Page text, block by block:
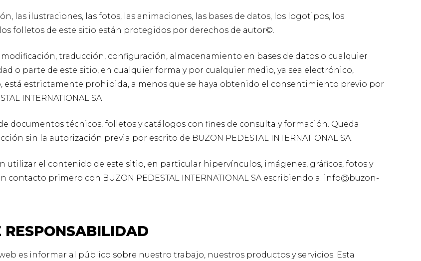
las ilustraciones, las fotos, las animaciones, las bases de datos, los logotipos, los
folletos de este sitio están protegidos por derechos de autor©.
traducción, configuración, almacenamiento en bases de datos o cualquier
o parte de este sitio, en cualquier forma y por cualquier medio, ya sea electrónico,
está estrictamente prohibida, a menos que se haya obtenido el consentimiento previo por
INTERNATIONAL SA.
documentos técnicos, folletos y catálogos con fines de consulta y formación. Queda
sin la autorización previa por escrito de BUZON PEDESTAL INTERNATIONAL SA.
utilizar el contenido de este sitio, en particular hipervínculos, imágenes, gráficos, fotos y
contacto primero con BUZON PEDESTAL INTERNATIONAL SA escribiendo a: info@buzon-
RESPONSABILIDAD
es informar al público sobre nuestro trabajo, nuestros productos y servicios. Esta